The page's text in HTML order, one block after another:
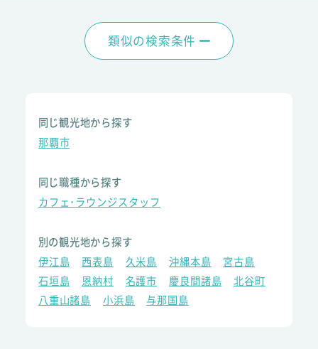
類似の検索条件
同じ観光地から探す
那覇市
同じ職種から探す
カフェ･ラウンジスタッフ
別の観光地から探す
伊江島
西表島 久米島 沖縄本島
宮古島
石垣島
恩納村 名護市 慶良間諸島
北谷町
八重山諸島
小浜島 与那国島